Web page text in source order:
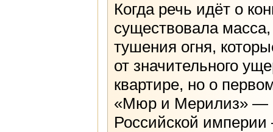
Когда речь идёт о
существовала
тушения огня,
от значительного
квартире, но о
«Мюр и Мерилиз» —
Российской